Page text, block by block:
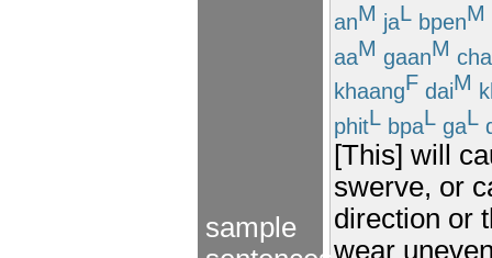
sample
anM jaL bpenM
aaM gaanM cha
khaangF daiM
phitL bpaL gaL
[This] will
swerve, or
direction or
wear